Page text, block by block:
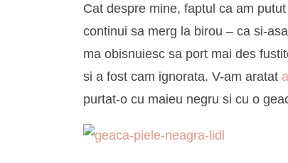
Cat despre mine, faptul ca am
continui sa merg la birou – ca si-
ma obisnuiesc sa port mai des
si a fost cam ignorata. V-am aratat
purtat-o cu maieu negru si cu o